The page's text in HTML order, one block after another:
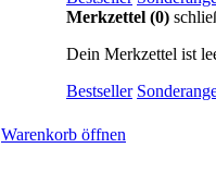
Merkzettel (0)
Dein Merkzettel ist
Bestseller
Warenkorb öffnen